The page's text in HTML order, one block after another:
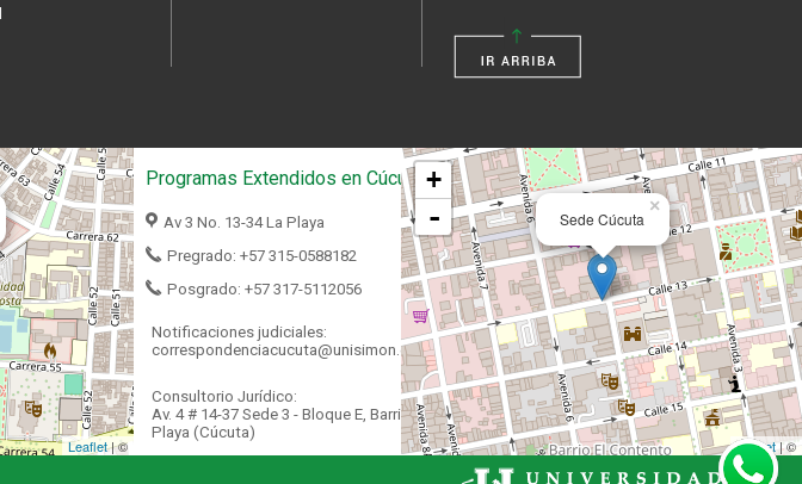
Leaflet| ©
Programas Extendidos en Cúcuta
Av 3 No. 13-34 La Playa
Pregrado: +57 315-0588182
Posgrado: +57 317-5112056
Notificaciones judiciales:
correspondenciacucuta@unisimon.edu.co
Consultorio Jurídico:
Av. 4 # 14-37 Sede 3 - Bloque E, Barrio La
Playa (Cúcuta)
×
Sede Cúcuta
+
-
Leaflet| ©